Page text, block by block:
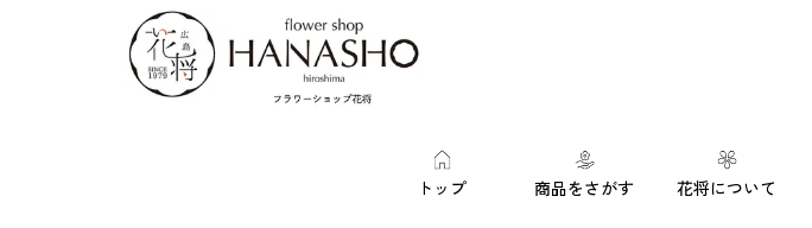
トップ 商品をさがす 花将について